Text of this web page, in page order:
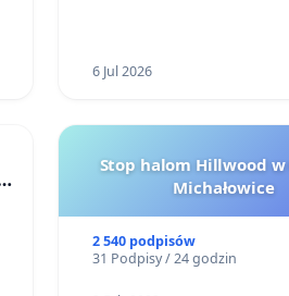
6 Jul 2026
Stop halom Hillwood
Michałowice
2 540 podpisów
31 Podpisy / 24 godzin